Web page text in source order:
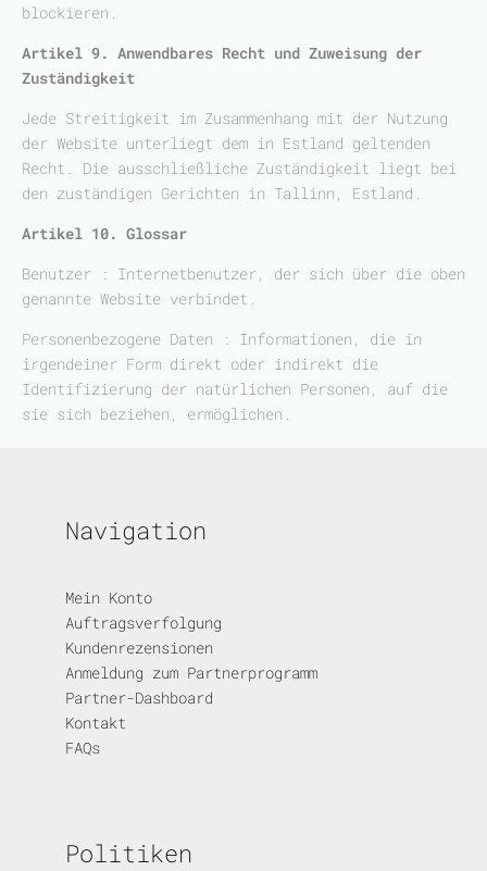
blockieren.
Artikel 9. Anwendbares Recht und Zuweisung der
Zuständigkeit
Jede Streitigkeit im Zusammenhang mit der Nutzung
der Website unterliegt dem in Estland geltenden
Recht. Die ausschließliche Zuständigkeit liegt bei
den zuständigen Gerichten in Tallinn, Estland.
Artikel 10. Glossar
Benutzer : Internetbenutzer, der sich über die oben
genannte Website verbindet.
Personenbezogene Daten : Informationen, die in
irgendeiner Form direkt oder indirekt die
Identifizierung der natürlichen Personen, auf die
sie sich beziehen, ermöglichen.
Navigation
Mein Konto
Auftragsverfolgung
Kundenrezensionen
Anmeldung zum Partnerprogramm
Partner-Dashboard
Kontakt
FAQs
Politiken